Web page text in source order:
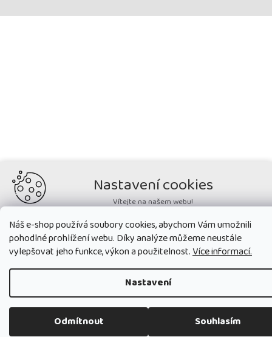
Náš e-shop používá soubory cookies, abychom Vám umožnili
pohodlné prohlížení webu. Díky analýze můžeme neustále
vylepšovat jeho funkce, výkon a použitelnost.Více informací.
Nastavení
Odmítnout Souhlasím
Nastavení cookies
Vítejte na našem webu!
Potřebujeme nastavit cookies a související technologie, aby
zobrazovaný obsah odpovídal vašim potřebám a vy na webu nalezli
přesně to, co potřebujete. Soubory cookies používané na našem webu
nikdy neslouží ke zjišťování totožnosti uživatelů stránek.
Přijmout všechny cookies
Nastavit